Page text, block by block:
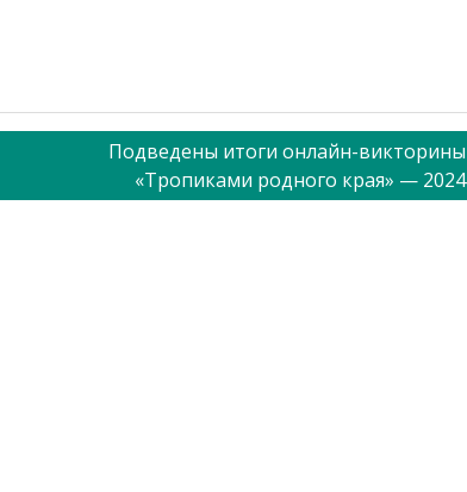
Подведены итоги онлайн-викторины
«Тропиками родного края» — 2024